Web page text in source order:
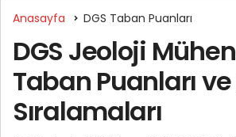
Anasayfa DGS Taban Puanları
DGS Jeoloji
Taban Puanları ve
Sıralamaları